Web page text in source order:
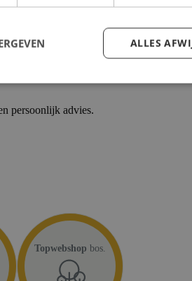
persoonlijk advies.
Topwebshop bos.
ALLES